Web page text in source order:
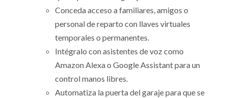
Conceda acceso a familiares, amigos o
personal de reparto con llaves virtuales
temporales o permanentes.
Intégralo con asistentes de voz como
Amazon Alexa o Google Assistant para un
control manos libres.
Automatiza la puerta del garaje para que se